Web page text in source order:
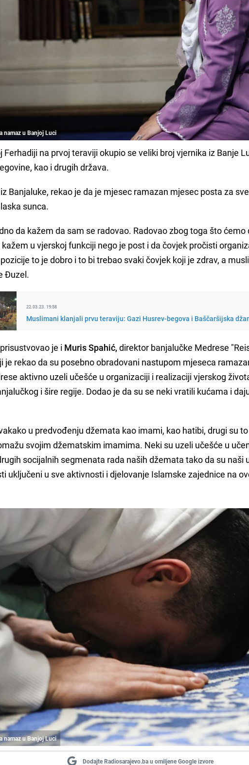
namaz u Banjoj Luci
Ferhadiji na prvoj teraviji okupio se veliki broj vjernika iz Banje
kao i drugih država.
Banjaluke, rekao je da je mjesec ramazan mjesec posta za
sunca.
da kažem da sam se radovao. Radovao zbog toga što
u vjerskoj funkciji nego je post i da čovjek pročisti
to je dobro i to bi trebao svaki čovjek koji je zdrav, a
Đuzel.
22.03.23. 19:58
Muslimani klanjali prvu teraviju: Gazi Husrev-begova i Baščaršijska
je i Muris Spahić, direktor banjalučke Medrese
je rekao da su posebno obradovani nastupom mjeseca
aktivno uzeli učešće u organizaciji i realizaciji vjerskog
i šire regije. Dodao je da su se neki vratili kućama i
u predvođenju džemata kao imami, kao hatibi, drugi su
svojim džematskim imamima. Neki su uzeli učešće u
socijalnih segmenata rada naših džemata tako da su naši
uključeni u sve aktivnosti i djelovanje Islamske zajednice na
namaz u Banjoj Luci
Dodajte Radiosarajevo.ba u omiljene Google izvore